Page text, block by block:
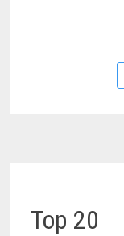
Top 20